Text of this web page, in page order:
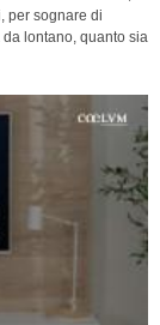
per sognare di
lontano, quanto sia